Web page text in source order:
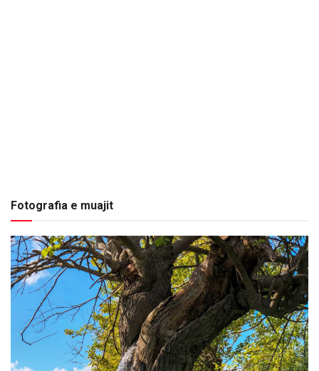
Fotografia e muajit